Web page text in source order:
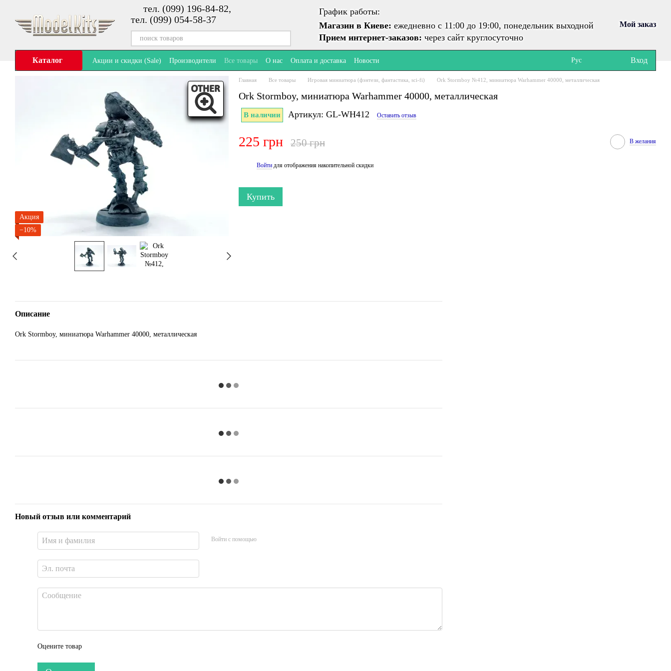
тел. (099) 196-84-82,
тел. (099) 054-58-37
График работы:
Магазин в Киеве: ежедневно с 11:00 до 19:00, понедельник выходной
Прием интернет-заказов: через сайт круглосуточно
Мой заказ
Каталог Акции и скидки (Sale) Производители Все товары О нас Оплата и доставка Новости Рус Вход
Акция
−10%
Главная Все товары Игровая миниатюра (фэнтези, фантастика, sci-fi) Ork Stormboy №412, миниатюра Warhammer 40000, металлическая
Ork Stormboy, миниатюра Warhammer 40000, металлическая
В наличии Артикул: GL-WH412 Оставить отзыв
225 грн 250 грн В желания
Войти для отображения накопительной скидки
Купить
Описание
Ork Stormboy, миниатюра Warhammer 40000, металлическая
Новый отзыв или комментарий
Войти с помощью
Оцените товар